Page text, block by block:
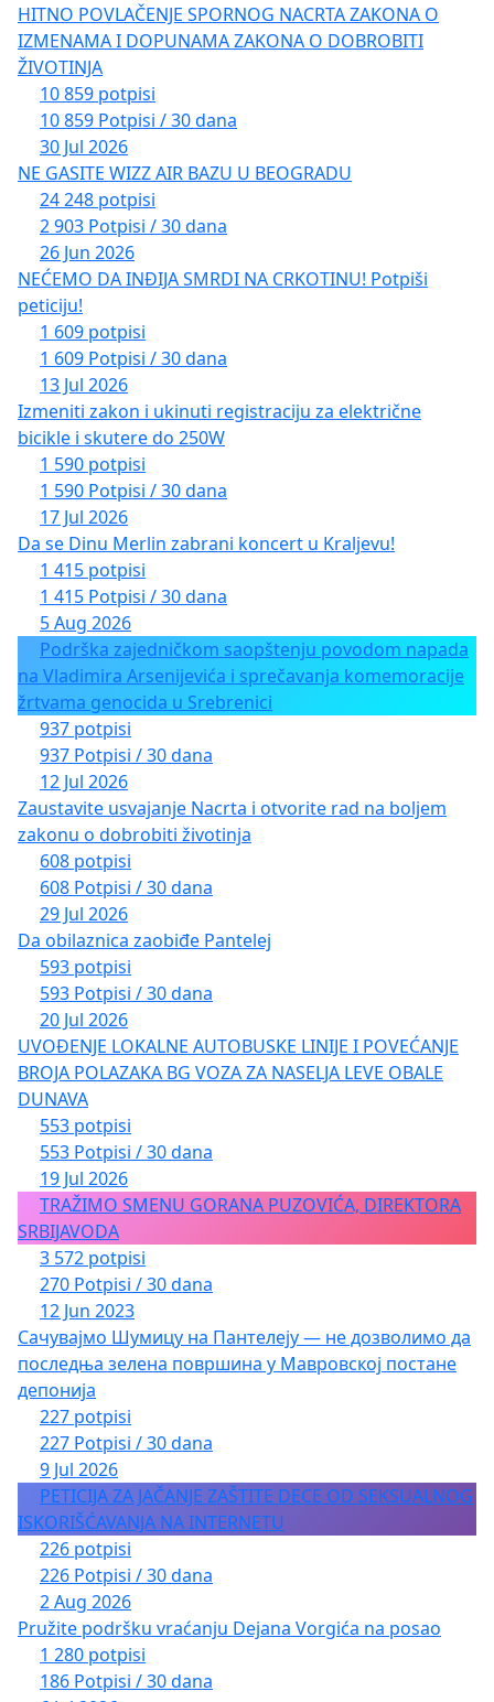
HITNO POVLAČENJE SPORNOG NACRTA ZAKONA O
IZMENAMA I DOPUNAMA ZAKONA O DOBROBITI
ŽIVOTINJA
10 859 potpisi
10 859 Potpisi / 30 dana
30 Jul 2026
NE GASITE WIZZ AIR BAZU U BEOGRADU
24 248 potpisi
2 903 Potpisi / 30 dana
26 Jun 2026
NEĆEMO DA INĐIJA SMRDI NA CRKOTINU! Potpiši
peticiju!
1 609 potpisi
1 609 Potpisi / 30 dana
13 Jul 2026
Izmeniti zakon i ukinuti registraciju za električne
bicikle i skutere do 250W
1 590 potpisi
1 590 Potpisi / 30 dana
17 Jul 2026
Da se Dinu Merlin zabrani koncert u Kraljevu!
1 415 potpisi
1 415 Potpisi / 30 dana
5 Aug 2026
Podrška zajedničkom saopštenju povodom napada
na Vladimira Arsenijevića i sprečavanja komemoracije
žrtvama genocida u Srebrenici
937 potpisi
937 Potpisi / 30 dana
12 Jul 2026
Zaustavite usvajanje Nacrta i otvorite rad na boljem
zakonu o dobrobiti životinja
608 potpisi
608 Potpisi / 30 dana
29 Jul 2026
Da obilaznica zaobiđe Pantelej
593 potpisi
593 Potpisi / 30 dana
20 Jul 2026
UVOĐENJE LOKALNE AUTOBUSKE LINIJE I POVEĆANJE
BROJA POLAZAKA BG VOZA ZA NASELJA LEVE OBALE
DUNAVA
553 potpisi
553 Potpisi / 30 dana
19 Jul 2026
TRAŽIMO SMENU GORANA PUZOVIĆA, DIREKTORA
SRBIJAVODA
3 572 potpisi
270 Potpisi / 30 dana
12 Jun 2023
Сачувајмо Шумицу на Пантелеју — не дозволимо да
последња зелена површина у Мавровској постане
депонија
227 potpisi
227 Potpisi / 30 dana
9 Jul 2026
PETICIJA ZA JAČANJE ZAŠTITE DECE OD SEKSUALNOG
ISKORIŠĆAVANJA NA INTERNETU
226 potpisi
226 Potpisi / 30 dana
2 Aug 2026
Pružite podršku vraćanju Dejana Vorgića na posao
1 280 potpisi
186 Potpisi / 30 dana